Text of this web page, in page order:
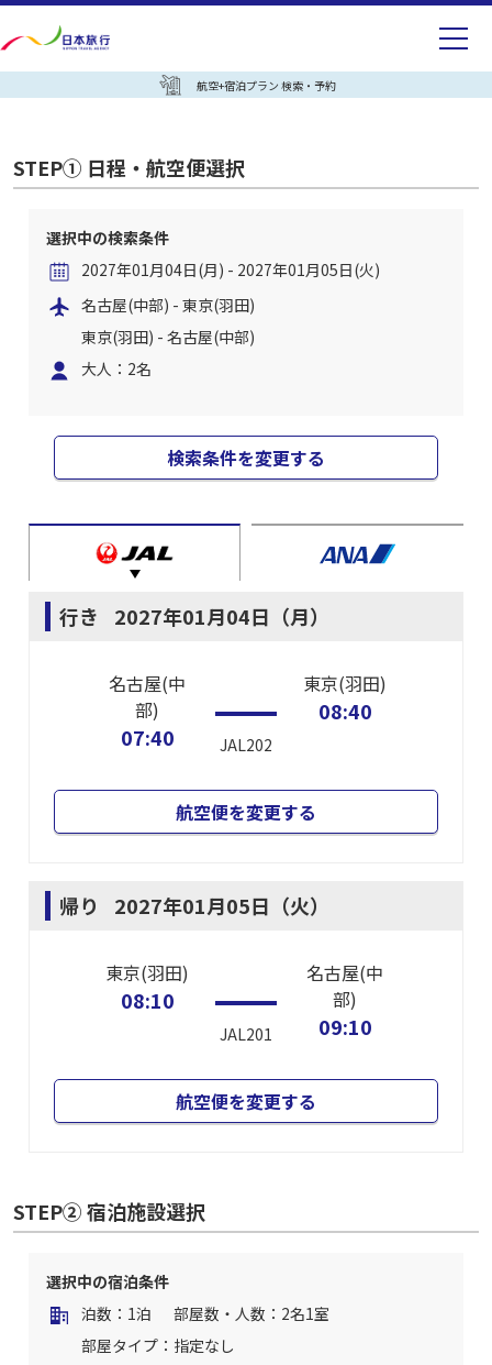
航空+宿泊プラン 検索・予約
STEP① 日程・航空便選択
選択中の検索条件
2027年01月04日(月) - 2027年01月05日(火)
名古屋(中部) - 東京(羽田)
東京(羽田) - 名古屋(中部)
大人：2名
検索条件を変更する
行き 2027年01月04日（月）
名古屋(中
部)
07:40 JAL202
東京(羽田)
08:40
航空便を変更する
帰り 2027年01月05日（火）
東京(羽田)
08:10
JAL201
名古屋(中
部)
09:10
航空便を変更する
STEP② 宿泊施設選択
選択中の宿泊条件
泊数：1泊
部屋数・人数：2名1室
部屋タイプ：指定なし